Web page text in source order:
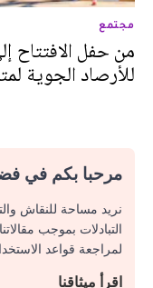
مجتمع
من حفل الافتتاح
للأرصاد الجوية
مرحبا بكم في
نريد مساحة للنقاش
التبادلات بموجب
لمراجعة قواعد
اقرأ ميثاقنا